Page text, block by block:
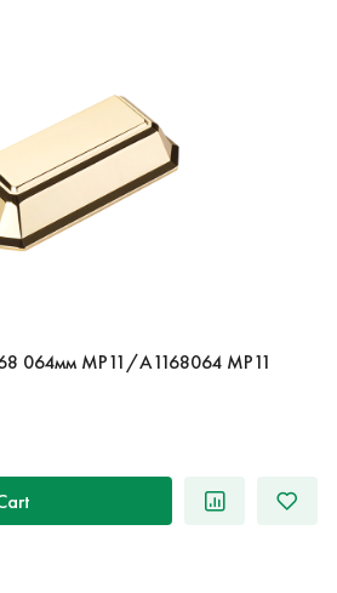
064мм MP11/A1168064 MP11